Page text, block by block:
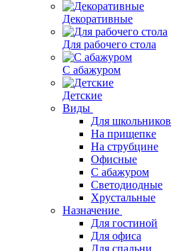
Декоративные
Для рабочего стола
С абажуром
Детские
Виды
Для школьников
На прищепке
На струбцине
Офисные
С абажуром
Светодиодные
Хрустальные
Назначение
Для гостиной
Для офиса
Для спальни